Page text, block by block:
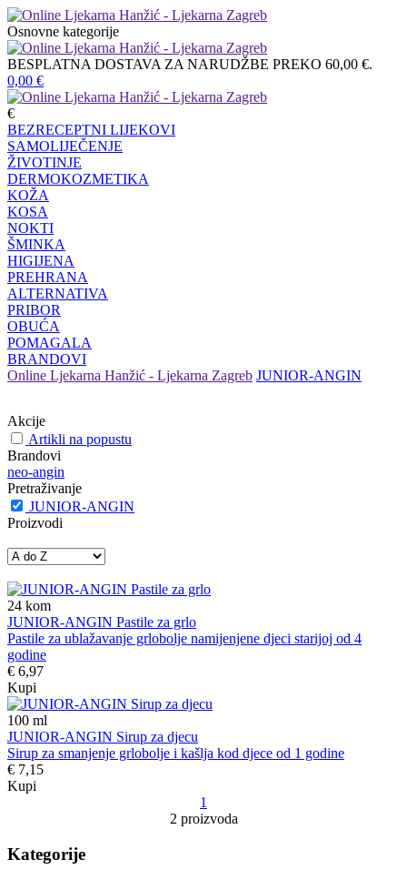
Osnovne kategorije
BESPLATNA DOSTAVA ZA NARUDŽBE PREKO 60,00 €.
0,00 €
€
BEZRECEPTNI LIJEKOVI
SAMOLIJEČENJE
ŽIVOTINJE
DERMOKOZMETIKA
KOŽA
KOSA
NOKTI
ŠMINKA
HIGIJENA
PREHRANA
ALTERNATIVA
PRIBOR
OBUĆA
POMAGALA
BRANDOVI
Online Ljekarna Hanžić - Ljekarna Zagreb JUNIOR-ANGIN
Akcije
Artikli na popustu
Brandovi
neo-angin
Pretraživanje
JUNIOR-ANGIN
Proizvodi
24 kom
JUNIOR-ANGIN Pastile za grlo
Pastile za ublažavanje grlobolje namijenjene djeci starijoj od 4
godine
€ 6,97
Kupi
100 ml
JUNIOR-ANGIN Sirup za djecu
Sirup za smanjenje grlobolje i kašlja kod djece od 1 godine
€ 7,15
Kupi
1
2 proizvoda
Kategorije